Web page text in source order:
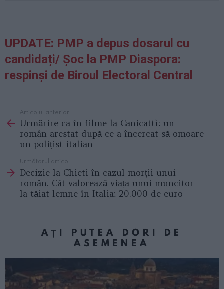
UPDATE: PMP a depus dosarul cu
candidați/ Șoc la PMP Diaspora:
respinși de Biroul Electoral Central
more
Articolul anterior
Urmărire ca în filme la Canicattì: un
român arestat după ce a încercat să omoare
un polițist italian
Următorul articol
Decizie la Chieti în cazul morții unui
român. Cât valorează viața unui muncitor
la tăiat lemne în Italia: 20.000 de euro
AȚI PUTEA DORI DE
ASEMENEA